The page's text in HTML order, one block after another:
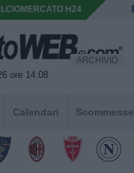
H24
ore 14:08
ARCHIVIO
Calendari Scommesse